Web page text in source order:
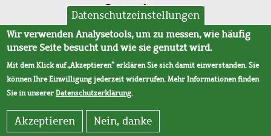
Datenschutz
AVB
Datenschutzeinstellungen
Wir verwenden Analysetools, um zu messen, wie häufig
unsere Seite besucht und wie sie genutzt wird.
Mit dem Klick auf „Akzeptieren“ erklären Sie sich damit einverstanden. Sie
können Ihre Einwilligung jederzeit widerrufen. Mehr Informationen finden
Sie in unsererDatenschutzerklärung.
Akzeptieren Nein, danke